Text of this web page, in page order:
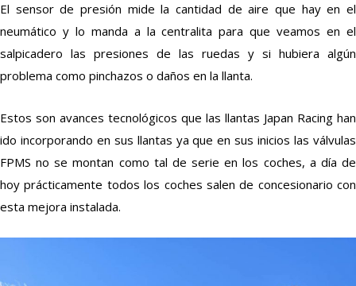
El sensor de presión mide la cantidad de aire que hay en el
neumático y lo manda a la centralita para que veamos en el
salpicadero las presiones de las ruedas y si hubiera algún
problema como pinchazos o daños en la llanta.
Estos son avances tecnológicos que las llantas Japan Racing han
ido incorporando en sus llantas ya que en sus inicios las válvulas
FPMS no se montan como tal de serie en los coches, a día de
hoy prácticamente todos los coches salen de concesionario con
esta mejora instalada.